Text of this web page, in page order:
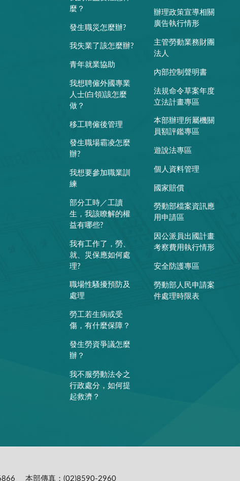
麼？
發生職災怎麼辦?
我失業了該怎麼辦?
青年就業協助
我想聘僱外國專業
人士(白領)該怎麼
做？
移工聘僱後管理
發生職場霸凌怎麼
辦?
我想要參加職業訓
練
部分工時／工讀
生，我該瞭解的權
益有哪些?
我有工作了，勞、
就、災保應如何處
理?
職場性騷擾預防及
處理
勞工若生病或受
傷，有什麼保障？
發生勞資爭議怎麼
辦？
我不服勞動法令之
行政處分，如何提
起救濟？
辦理政策宣導相關
廣告執行情形
主管勞動業務財團
法人
內部控制聲明書
法規命令草案年度
立法計畫專區
本部辦理所屬機關
員額評鑑專區
遊說法專區
個人資料管理
國家賠償
勞動部檔案資訊應
用申請區
因公派員出國計畫
考察費用執行情形
安全防護專區
勞動部人民申請案
件處理時限表
本部傳真：(02)8590-2960